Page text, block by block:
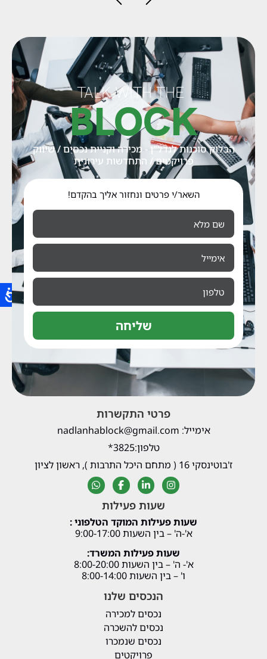
TALK WITH THE
BLOCK
הבלוק סוכנות לנדל"ן - מכירה וקניית נכסים / שיווק
פרויקטים / התחדשות עירונית
השאר/י פרטים ונחזור אליך בהקדם!
שליחה
הנכסים שלנו
נכסים למכירה
נכסים להשכרה
נכסים שנמכרו
פרויקטים
שעות פעילות
שעות פעילות המוקד הטלפוני :
א'-ה' – בין השעות 9:00-17:00
שעות פעילות המשרד:
א'- ה' – בין השעות 8:00-20:00
ו' – בין השעות 8:00-14:00
פרטי התקשרות
אימייל: nadlanhablock@gmail.com
טלפון:3825*
ז'בוטינסקי 16 ( מתחם היכל התרבות ), ראשון לציון